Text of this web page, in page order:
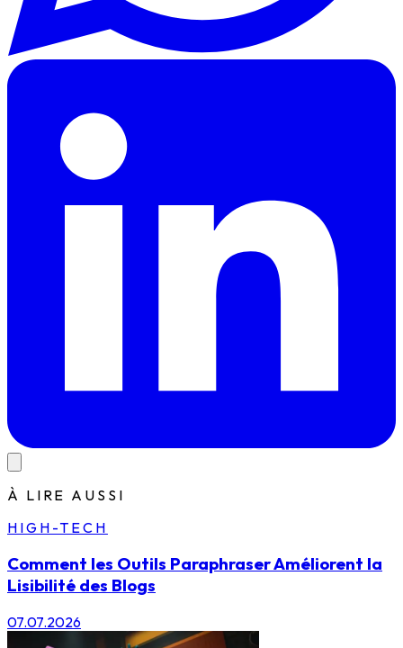
À LIRE AUSSI
HIGH-TECH
Comment les Outils Paraphraser Améliorent la
Lisibilité des Blogs
07.07.2026